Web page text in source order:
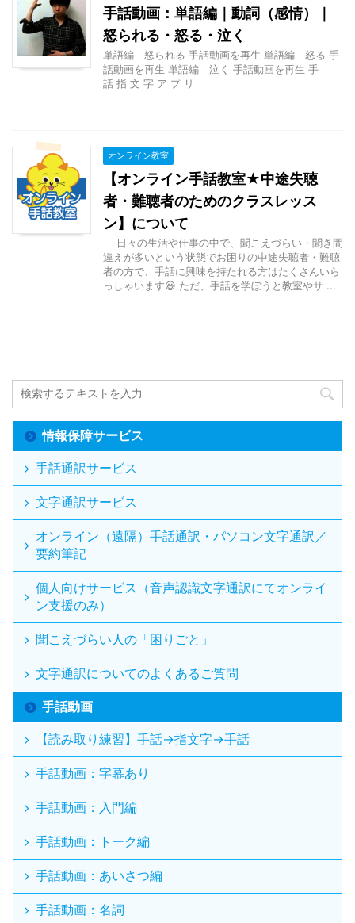
手話動画：単語編｜動詞（感情）｜
怒られる・怒る・泣く
単語編｜怒られる 手話動画を再生 単語編｜怒る 手
話動画を再生 単語編｜泣く 手話動画を再生 手
話 指 文 字 ア プ リ
オンライン教室
【オンライン手話教室★中途失聴
者・難聴者のためのクラスレッス
ン】について
日々の生活や仕事の中で、聞こえづらい・聞き間
違えが多いという状態でお困りの中途失聴者・難聴
者の方で、手話に興味を持たれる方はたくさんいら
っしゃいます😃 ただ、手話を学ぼうと教室やサ ...
情報保障サービス
手話通訳サービス
文字通訳サービス
オンライン（遠隔）手話通訳・パソコン文字通訳／
要約筆記
個人向けサービス（音声認識文字通訳にてオンライ
ン支援のみ）
聞こえづらい人の「困りごと」
文字通訳についてのよくあるご質問
手話動画
【読み取り練習】手話→指文字→手話
手話動画：字幕あり
手話動画：入門編
手話動画：トーク編
手話動画：あいさつ編
手話動画：名詞